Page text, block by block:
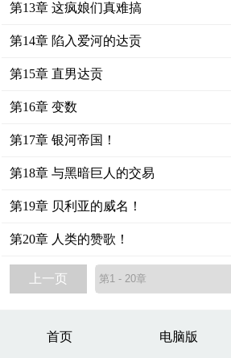
第13章 这疯娘们真难搞
第14章 陷入爱河的达贡
第15章 直男达贡
第16章 变数
第17章 银河帝国！
第18章 与黑暗巨人的交易
第19章 贝利亚的威名！
第20章 人类的赞歌！
上一页
首页 电脑版